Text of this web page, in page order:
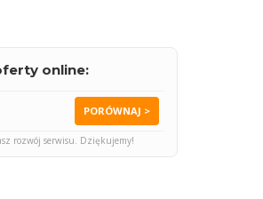
online:
PORÓWNAJ >
rozwój serwisu. Dziękujemy!